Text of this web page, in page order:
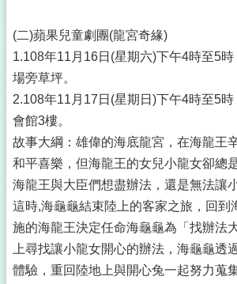
(二)蘋果兒童劇團(龍宮奇緣)
1.108年11月16日(星期六)下午4時至5
場旁草坪。
2.108年11月17日(星期日)下午4時至5
會館3樓。
故事大綱：雄偉的海底龍宮，在海龍王
和平喜樂，但海龍王的女兒小龍女卻總
海龍王與大臣們想盡辦法，還是無法讓
這時,海龜龜結束陸上的客家之旅，回到
施的海龍王決定任命海龜龜為「找辦法
上尋找讓小龍女開心的辦法，海龜龜透
體驗，重回陸地上與開心兔一起努力蒐